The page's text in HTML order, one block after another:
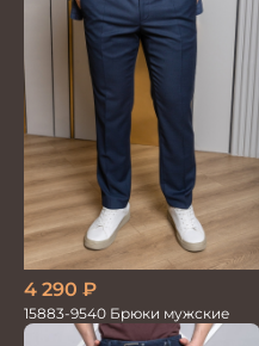
4 290 ₽
15883-9540 Брюки мужские